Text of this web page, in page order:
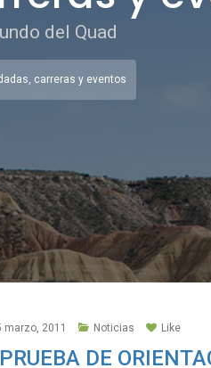
del Quad
carreras y eventos
marzo, 2011 Noticias Like
DE